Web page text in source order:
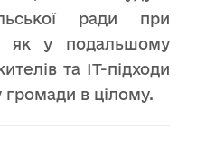
ради при
як у подальшому
та ІТ-підходи
громади в цілому.